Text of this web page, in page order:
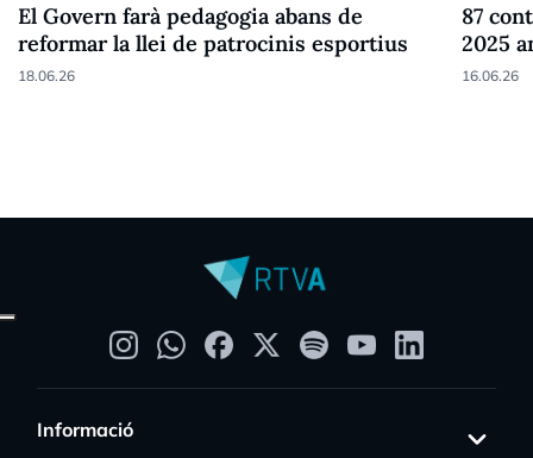
El Govern farà pedagogia abans de
reformar la llei de patrocinis esportius
18.06.26
87
2025
16.06.26
Informació